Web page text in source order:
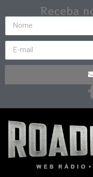
Receba